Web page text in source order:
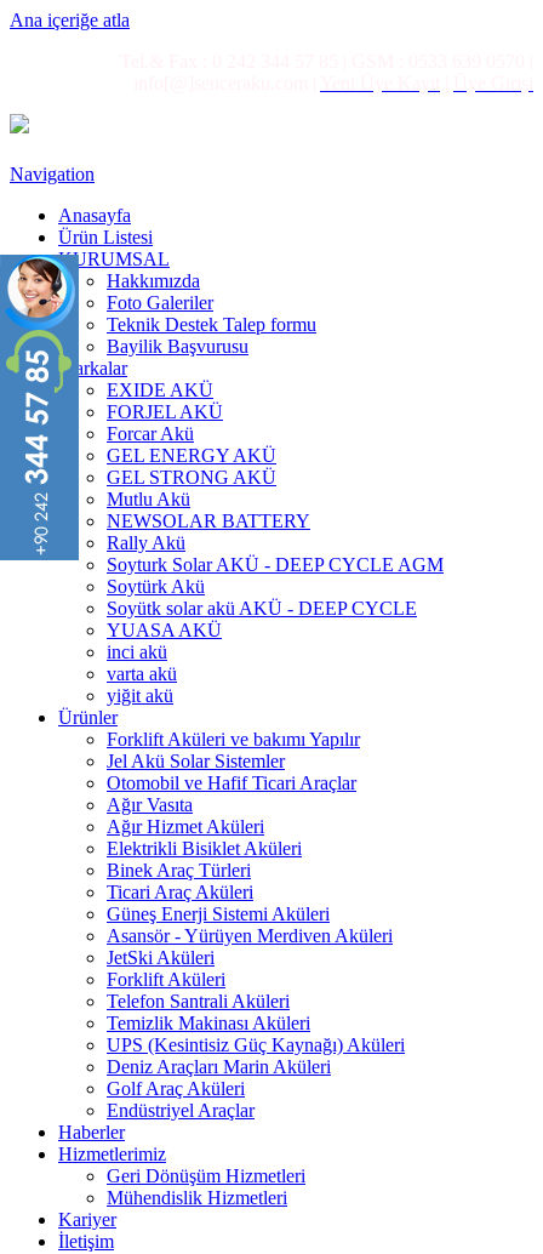
Ana içeriğe atla
Navigation
Anasayfa
Ürün Listesi
KURUMSAL
Hakkımızda
Foto Galeriler
Teknik Destek Talep formu
Bayilik Başvurusu
Markalar
EXIDE AKÜ
FORJEL AKÜ
Forcar Akü
GEL ENERGY AKÜ
GEL STRONG AKÜ
Mutlu Akü
NEWSOLAR BATTERY
Rally Akü
Soyturk Solar AKÜ - DEEP CYCLE AGM
Soytürk Akü
Soyütk solar akü AKÜ - DEEP CYCLE
YUASA AKÜ
inci akü
varta akü
yiğit akü
Ürünler
Forklift Aküleri ve bakımı Yapılır
Jel Akü Solar Sistemler
Otomobil ve Hafif Ticari Araçlar
Ağır Vasıta
Ağır Hizmet Aküleri
Elektrikli Bisiklet Aküleri
Binek Araç Türleri
Ticari Araç Aküleri
Güneş Enerji Sistemi Aküleri
Asansör - Yürüyen Merdiven Aküleri
JetSki Aküleri
Forklift Aküleri
Telefon Santrali Aküleri
Temizlik Makinası Aküleri
UPS (Kesintisiz Güç Kaynağı) Aküleri
Deniz Araçları Marin Aküleri
Golf Araç Aküleri
Endüstriyel Araçlar
Haberler
Hizmetlerimiz
Geri Dönüşüm Hizmetleri
Mühendislik Hizmetleri
Kariyer
İletişim